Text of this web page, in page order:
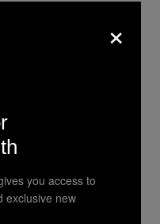
×
you access to
exclusive new